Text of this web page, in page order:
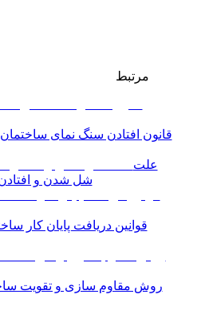
مرتبط
قانون افتادن سنگ نمای
علت
شل‌ شدن و